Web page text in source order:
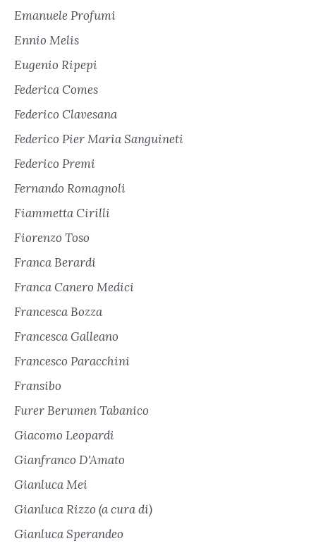
Emanuele Profumi
Ennio Melis
Eugenio Ripepi
Federica Comes
Federico Clavesana
Federico Pier Maria Sanguineti
Federico Premi
Fernando Romagnoli
Fiammetta Cirilli
Fiorenzo Toso
Franca Berardi
Franca Canero Medici
Francesca Bozza
Francesca Galleano
Francesco Paracchini
Fransibo
Furer Berumen Tabanico
Giacomo Leopardi
Gianfranco D'Amato
Gianluca Mei
Gianluca Rizzo (a cura di)
Gianluca Sperandeo